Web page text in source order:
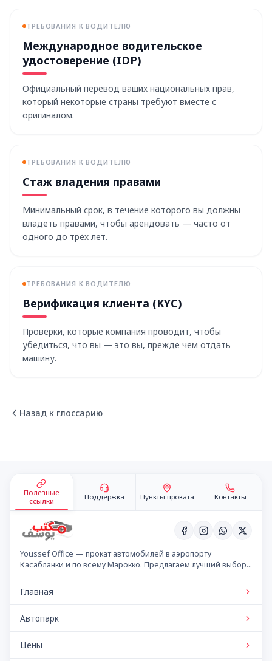
ТРЕБОВАНИЯ К ВОДИТЕЛЮ
Международное водительское
удостоверение (IDP)
Официальный перевод ваших национальных прав,
который некоторые страны требуют вместе с
оригиналом.
ТРЕБОВАНИЯ К ВОДИТЕЛЮ
Стаж владения правами
Минимальный срок, в течение которого вы должны
владеть правами, чтобы арендовать — часто от
одного до трёх лет.
ТРЕБОВАНИЯ К ВОДИТЕЛЮ
Верификация клиента (KYC)
Проверки, которые компания проводит, чтобы
убедиться, что вы — это вы, прежде чем отдать
машину.
Назад к глоссарию
Полезные
ссылки
Поддержка Пункты проката Контакты
Youssef Office — прокат автомобилей в аэропорту
Касабланки и по всему Марокко. Предлагаем лучший выбор
Главная
Автопарк
Цены